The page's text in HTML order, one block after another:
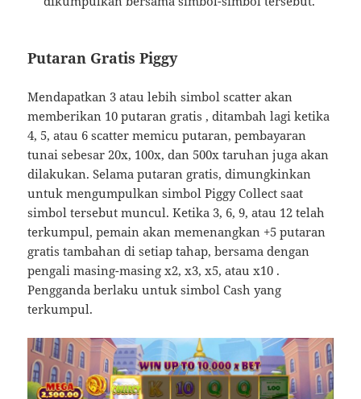
Putaran Gratis Piggy
Mendapatkan 3 atau lebih simbol scatter akan
memberikan 10 putaran gratis , ditambah lagi ketika
4, 5, atau 6 scatter memicu putaran, pembayaran
tunai sebesar 20x, 100x, dan 500x taruhan juga akan
dilakukan. Selama putaran gratis, dimungkinkan
untuk mengumpulkan simbol Piggy Collect saat
simbol tersebut muncul. Ketika 3, 6, 9, atau 12 telah
terkumpul, pemain akan memenangkan +5 putaran
gratis tambahan di setiap tahap, bersama dengan
pengali masing-masing x2, x3, x5, atau x10 .
Pengganda berlaku untuk simbol Cash yang
terkumpul.